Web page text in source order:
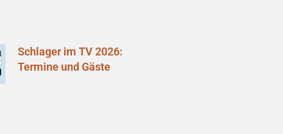
Schlager im TV 2026:
Termine und Gäste